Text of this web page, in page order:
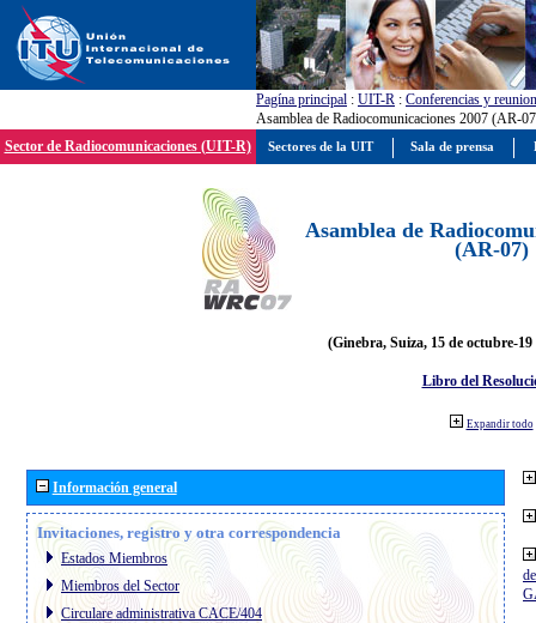
Pagína principal : UIT-R : Conferencias y
Asamblea de Radiocomunicaciones 2007 (AR-
Sector de Radiocomunicaciones (UIT-R)
Asamblea de
(AR-07)
(Ginebra, Suiza, 15 de octubre-19
Libro del
Expandir todo
Información general
Invitaciones, registro y otra correspondencia
Estados Miembros
Miembros del Sector
Circulare administrativa CACE/404
Sectores de la UIT Sala de prensa